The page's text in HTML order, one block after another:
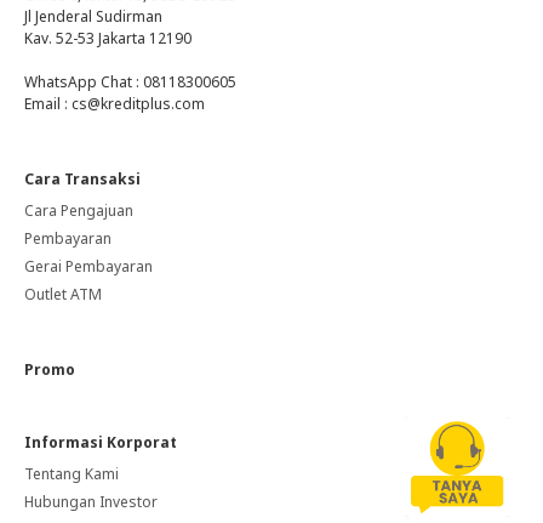
Jl Jenderal Sudirman
Kav. 52-53 Jakarta 12190
WhatsApp Chat : 08118300605
Email : cs@kreditplus.com
Informasi Korporat
Tentang Kami
Hubungan Investor
Cara Transaksi
Cara Pengajuan
Pembayaran
Gerai Pembayaran
Outlet ATM
Promo